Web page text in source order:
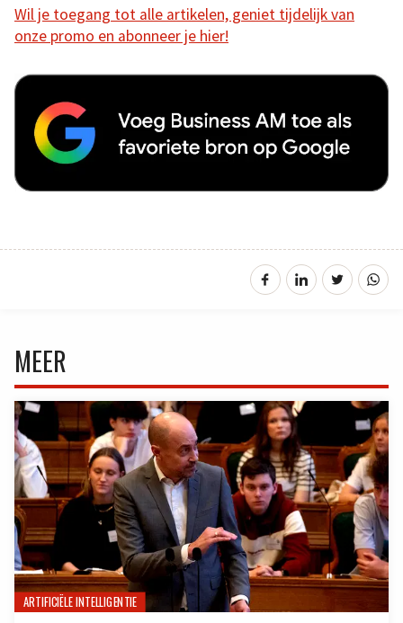
Wil je toegang tot alle artikelen, geniet tijdelijk van
onze promo en abonneer je hier!
MEER
ARTIFICIËLE INTELLIGENTIE